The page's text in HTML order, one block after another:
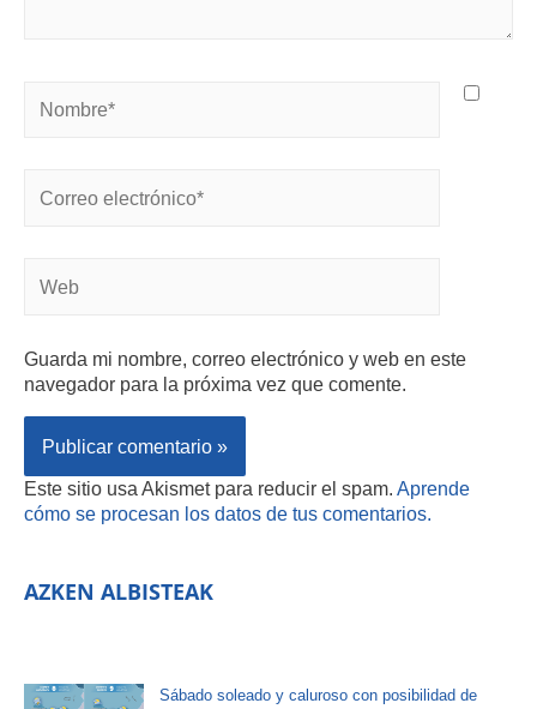
Guarda mi nombre, correo electrónico y web en este
navegador para la próxima vez que comente.
Este sitio usa Akismet para reducir el spam. Aprende
cómo se procesan los datos de tus comentarios.
AZKEN ALBISTEAK
Sábado soleado y caluroso con posibilidad de